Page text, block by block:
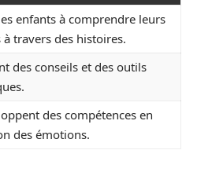
enfants à comprendre leurs
à travers des histoires.
des conseils et des outils
des compétences en
des émotions.